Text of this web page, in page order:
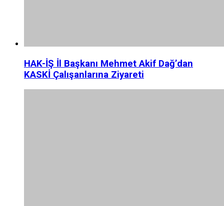
HAK-İŞ İl Başkanı Mehmet Akif Dağ’dan
KASKİ Çalışanlarına Ziyareti